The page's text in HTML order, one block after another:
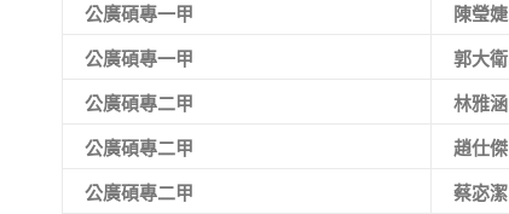
公廣碩專一甲 陳瑩婕
公廣碩專一甲 郭大衛
公廣碩專二甲 林雅涵
公廣碩專二甲 趙仕傑
公廣碩專二甲 蔡宓潔